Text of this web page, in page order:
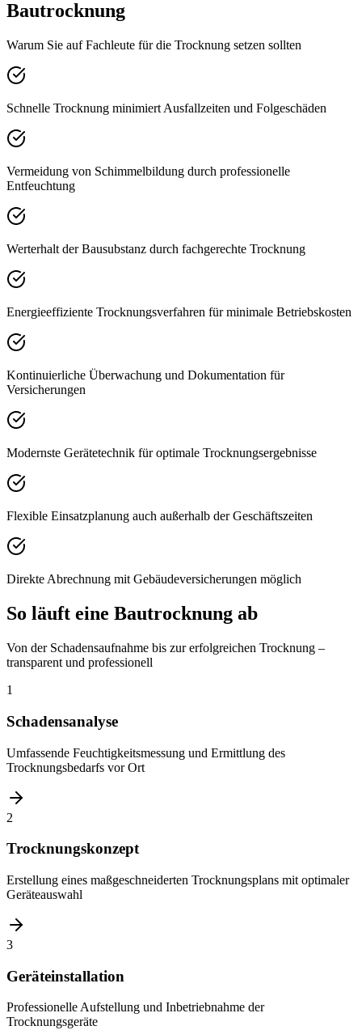
Bautrocknung
Warum Sie auf Fachleute für die Trocknung setzen sollten
Schnelle Trocknung minimiert Ausfallzeiten und Folgeschäden
Vermeidung von Schimmelbildung durch professionelle
Entfeuchtung
Werterhalt der Bausubstanz durch fachgerechte Trocknung
Energieeffiziente Trocknungsverfahren für minimale Betriebskosten
Kontinuierliche Überwachung und Dokumentation für
Versicherungen
Modernste Gerätetechnik für optimale Trocknungsergebnisse
Flexible Einsatzplanung auch außerhalb der Geschäftszeiten
Direkte Abrechnung mit Gebäudeversicherungen möglich
So läuft eine Bautrocknung ab
Von der Schadensaufnahme bis zur erfolgreichen Trocknung –
transparent und professionell
1
Schadensanalyse
Umfassende Feuchtigkeitsmessung und Ermittlung des
Trocknungsbedarfs vor Ort
2
Trocknungskonzept
Erstellung eines maßgeschneiderten Trocknungsplans mit optimaler
Geräteauswahl
3
Geräteinstallation
Professionelle Aufstellung und Inbetriebnahme der
Trocknungsgeräte